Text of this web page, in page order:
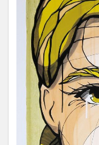
Contact